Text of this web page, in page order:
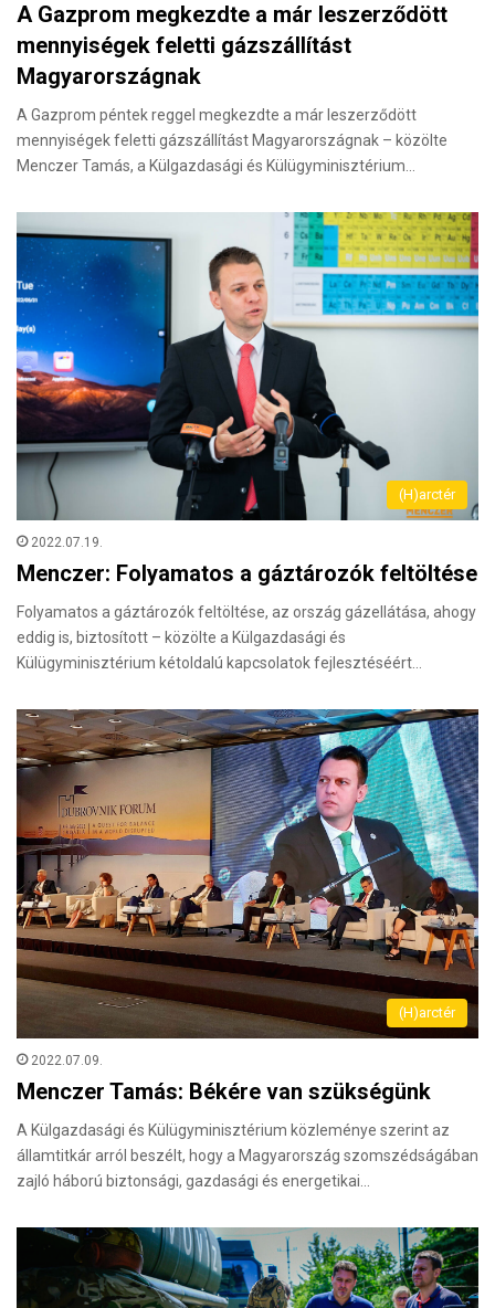
A Gazprom megkezdte a már leszerződött
mennyiségek feletti gázszállítást
Magyarországnak
A Gazprom péntek reggel megkezdte a már leszerződött
mennyiségek feletti gázszállítást Magyarországnak – közölte
Menczer Tamás, a Külgazdasági és Külügyminisztérium…
(H)arctér
2022.07.19.
Menczer: Folyamatos a gáztározók feltöltése
Folyamatos a gáztározók feltöltése, az ország gázellátása, ahogy
eddig is, biztosított – közölte a Külgazdasági és
Külügyminisztérium kétoldalú kapcsolatok fejlesztéséért…
(H)arctér
2022.07.09.
Menczer Tamás: Békére van szükségünk
A Külgazdasági és Külügyminisztérium közleménye szerint az
államtitkár arról beszélt, hogy a Magyarország szomszédságában
zajló háború biztonsági, gazdasági és energetikai…